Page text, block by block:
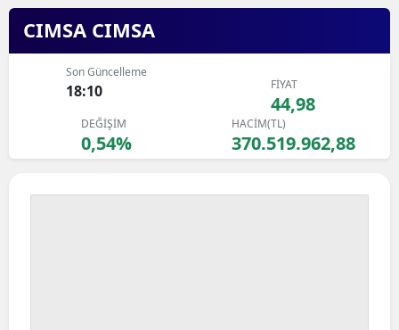
CIMSA CIMSA
Son Güncelleme
18:10 FİYAT
44,98
DEĞİŞİM
0,54%
HACİM(TL)
370.519.962,88